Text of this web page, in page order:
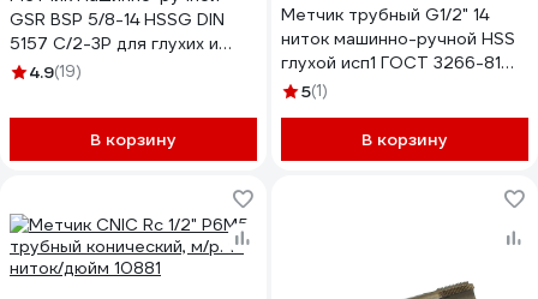
GSR BSP 5/8-14 HSSG DIN
5157 C/2-3P для глухих и
сквозных отверстий
4.9(19)
В корзину
Метчик трубный G1/2" 14
ниток машинно-ручной HSS
глухой исп1 ГОСТ 3266-81
Beltools ri.119.284
5(1)
В корзину